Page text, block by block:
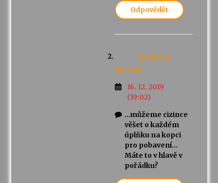
Odpovědět
Anonym
napsal:
16. 12. 2019
(19:02)
…můžeme cizince
věšet o každém
úplňku na kopci
pro pobavení…
Máte to v hlavě v
pořádku?